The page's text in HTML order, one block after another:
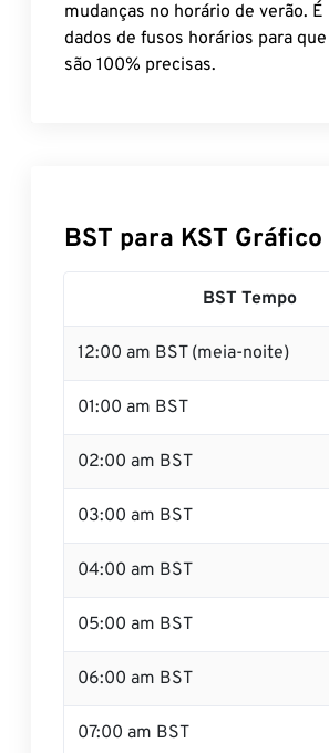
mudanças no horário de verão.
dados de fusos horários para
são 100% precisas.
BST para KST Gráfico
BST Tempo
12:00 am BST (meia-noite)
01:00 am BST
02:00 am BST
03:00 am BST
04:00 am BST
05:00 am BST
06:00 am BST
07:00 am BST